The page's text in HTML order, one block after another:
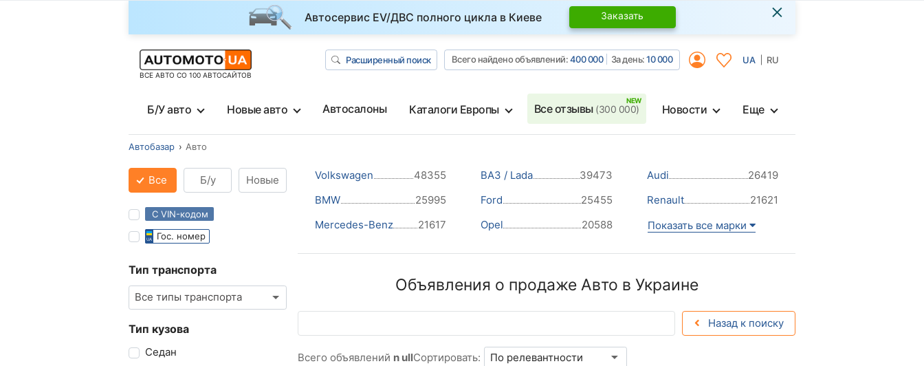
Автосервис EV/ДВС полного цикла в Киеве Заказать ×
ВСЕ АВТО СО 100 АВТОСАЙТОВ
Расширенный поиск Всего найдено объявлений:400 000 За день:10 000 UA RU
Б/У авто Новые авто Автосалоны Каталоги Европы Все отзывы (300 000) Новости Еще
Автобазар Авто
Все Б/у Новые
С VIN-кодом
Гос. номер
Тип транспорта
Все типы транспорта
Тип кузова
Седан
Volkswagen 48355 ВАЗ / Lada 39473 Audi
26419
BMW
25995 Ford 25455 Renault
21621
Mercedes-Benz
21617 Opel 20588 Показать все марки
Объявления о продаже Авто в Украине
Назад к поиску
Всего объявлений n ullСортировать: